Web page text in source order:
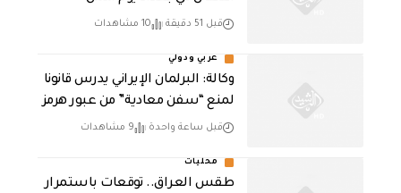
قبل 51 دقيقة 10 مشاهدات
عربي ودولي
وكالة: البرلمان الإيراني يدرس قانونا
لمنع “سفن معادية” من عبور هرمز
قبل ساعة واحدة 9 مشاهدات
محليات
طقس العراق.. توقعات باستمرار